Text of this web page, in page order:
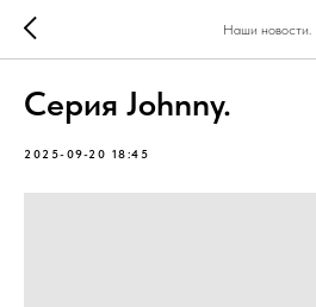
Наши новости.
Серия Johnny.
2025-09-20 18:45